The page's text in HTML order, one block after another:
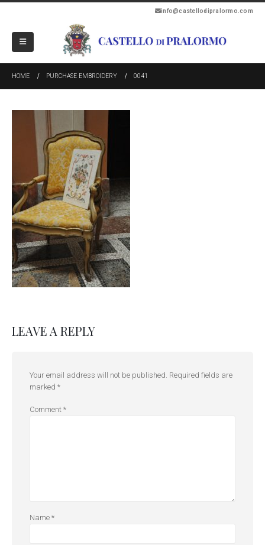
info@castellodipralormo.com
HOME PURCHASE EMBROIDERY 0041
LEAVE A REPLY
Your email address will not be published. Required fields are
marked *
Comment *
Name *